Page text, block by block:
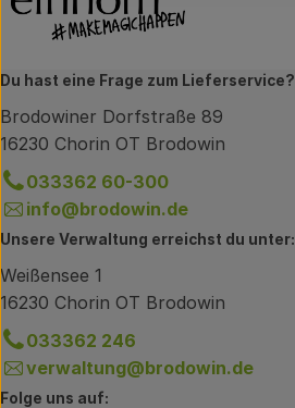
Du hast eine Frage zum Lieferservice?
Brodowiner Dorfstraße 89
16230 Chorin OT Brodowin
033362 60-300
info@brodowin.de
Unsere Verwaltung erreichst du unter:
Weißensee 1
16230 Chorin OT Brodowin
033362 246
verwaltung@brodowin.de
Folge uns auf: